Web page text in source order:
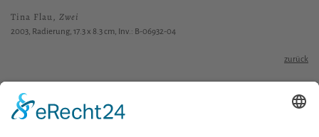
Tina Flau, Zwei
2003, Radierung, 17.3 x 8.3 cm, Inv.: B-06932-04
zurück
Sie haben Fragen?
Bitte schreiben Sie ansammlung@kunsthuette.de